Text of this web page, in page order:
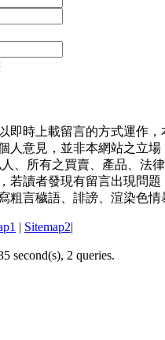
即時上載留言的方式運作
人意見，並非本網站之立
人、所有之買賣、產品、法
若讀者發現有留言出現問
粗言穢語、誹謗、渲染色
| Sitemap2|
second(s), 2 queries.